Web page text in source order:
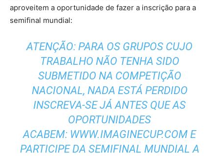
aproveitem a oportunidade de fazer a inscrição para a
semifinal mundial:
ATENÇÃO: PARA OS GRUPOS CUJO
TRABALHO NÃO TENHA SIDO
SUBMETIDO NA COMPETIÇÃO
NACIONAL, NADA ESTÁ PERDIDO
INSCREVA-SE JÁ ANTES QUE AS
OPORTUNIDADES
ACABEM: WWW.IMAGINECUP.COM E
PARTICIPE DA SEMIFINAL MUNDIAL A